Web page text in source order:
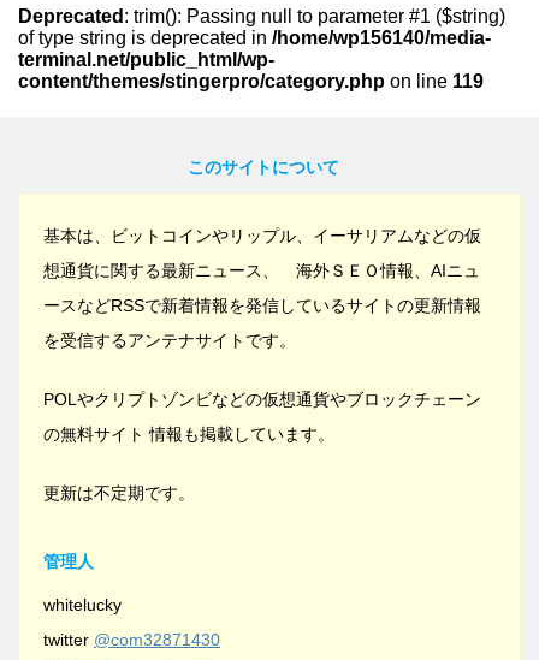
Deprecated : trim(): Passing null to parameter #1 ($string)
of type string is deprecated in /home/wp156140/media-
terminal.net/public_html/wp-
content/themes/stingerpro/category.php on line 119
このサイトについて
基本は、ビットコインやリップル、イーサリアムなどの仮
想通貨に関する最新ニュース、 海外ＳＥＯ情報、AIニュ
ースなどRSSで新着情報を発信しているサイトの更新情報
を受信するアンテナサイトです。
POLやクリプトゾンビなどの仮想通貨やブロックチェーン
の無料サイト 情報も掲載しています。
更新は不定期です。
管理人
whitelucky
twitter @com32871430